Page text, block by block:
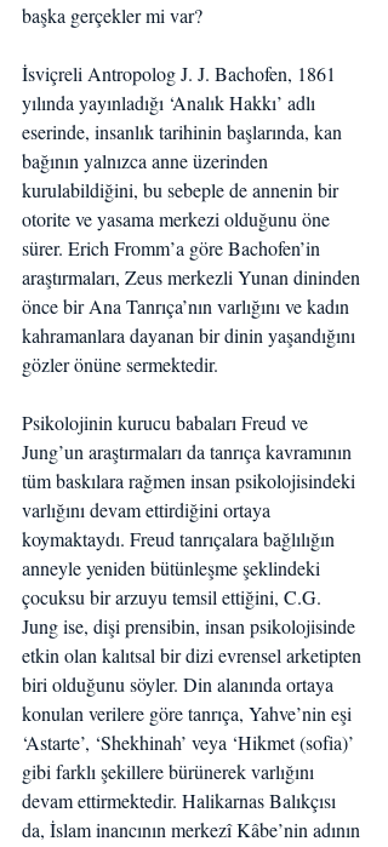
başka gerçekler mi var?
İsviçreli Antropolog J. J. Bachofen, 1861
yılında yayınladığı ‘Analık Hakkı’ adlı
eserinde, insanlık tarihinin başlarında, kan
bağının yalnızca anne üzerinden
kurulabildiğini, bu sebeple de annenin bir
otorite ve yasama merkezi olduğunu öne
sürer. Erich Fromm’a göre Bachofen’in
araştırmaları, Zeus merkezli Yunan dininden
önce bir Ana Tanrıça’nın varlığını ve kadın
kahramanlara dayanan bir dinin yaşandığını
gözler önüne sermektedir.
Psikolojinin kurucu babaları Freud ve
Jung’un araştırmaları da tanrıça kavramının
tüm baskılara rağmen insan psikolojisindeki
varlığını devam ettirdiğini ortaya
koymaktaydı. Freud tanrıçalara bağlılığın
anneyle yeniden bütünleşme şeklindeki
çocuksu bir arzuyu temsil ettiğini, C.G.
Jung ise, dişi prensibin, insan psikolojisinde
etkin olan kalıtsal bir dizi evrensel arketipten
biri olduğunu söyler. Din alanında ortaya
konulan verilere göre tanrıça, Yahve’nin eşi
‘Astarte’, ‘Shekhinah’ veya ‘Hikmet (sofia)’
gibi farklı şekillere bürünerek varlığını
devam ettirmektedir. Halikarnas Balıkçısı
da, İslam inancının merkezî Kâbe’nin adının